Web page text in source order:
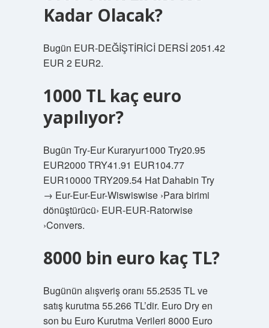
Kadar Olacak?
Bugün EUR-DEĞİŞTİRİCİ DERSİ 2051.42
EUR 2 EUR2.
1000 TL kaç euro
yapılıyor?
Bugün Try-Eur Kuraryur1000 Try20.95
EUR2000 TRY41.91 EUR104.77
EUR10000 TRY209.54 Hat Dahabin Try
→ Eur-Eur-Eur-Wiswiswise ›Para birimi
dönüştürücü› EUR-EUR-Ratorwise
›Convers.
8000 bin euro kaç TL?
Bugünün alışveriş oranı 55.2535 TL ve
satış kurutma 55.266 TL’dir. Euro Dry en
son bu Euro Kurutma Verileri 8000 Euro